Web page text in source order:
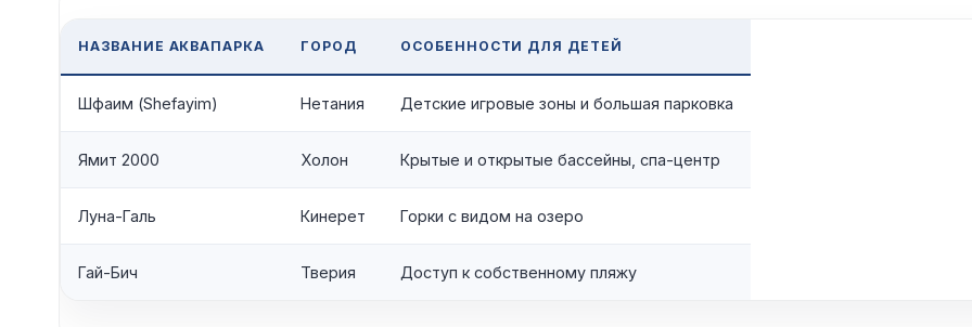
НАЗВАНИЕ АКВАПАРКА ГОРОД ОСОБЕННОСТИ ДЛЯ ДЕТЕЙ
Шфаим (Shefayim) Нетания Детские игровые зоны и большая парковка
Ямит 2000 Холон Крытые и открытые бассейны, спа-центр
Луна-Галь Кинерет Горки с видом на озеро
Гай-Бич Тверия Доступ к собственному пляжу